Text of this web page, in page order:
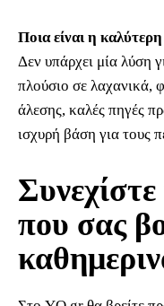
Ποια είναι η
Δεν υπάρχει μία λύση
πλούσιο σε λαχανικά,
άλεσης, καλές πηγές
ισχυρή βάση για τους
που σας